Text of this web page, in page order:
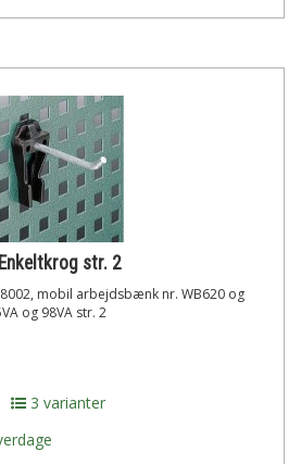
str. 2
mobil arbejdsbænk nr. WB620 og
og 98VA str. 2
3 varianter